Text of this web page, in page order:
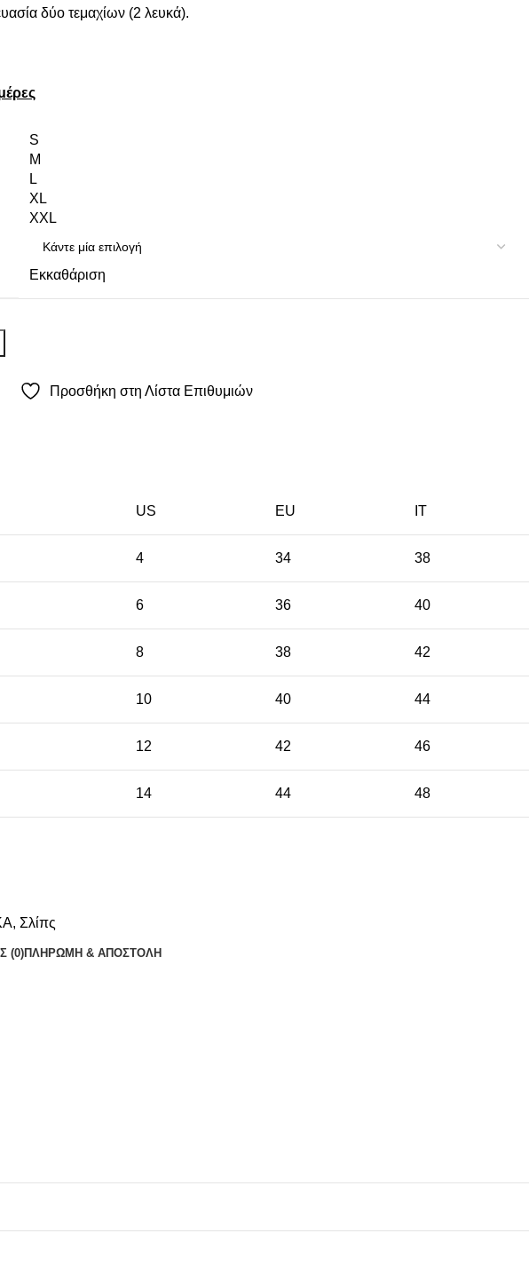
δύο τεμαχίων (2 λευκά).
S
M
L
XL
XXL
Εκκαθάριση
Προσθήκη στη Λίστα Επιθυμιών
US EU ΙΤ
4 34 38
6 36 40
8 38 42
10 40 44
12 42 46
14 44 48
, Σλίπς
(0)ΠΛΗΡΩΜΗ & ΑΠΟΣΤΟΛΗ